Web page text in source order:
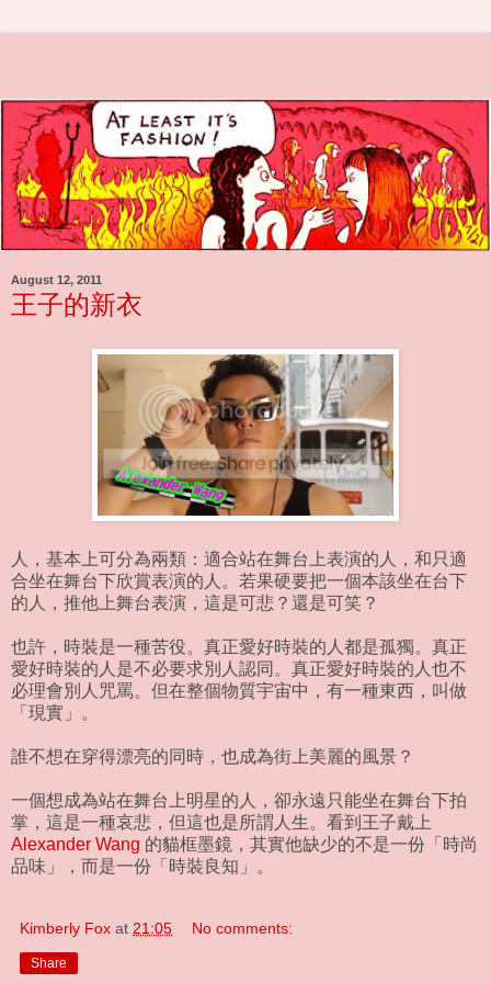
August 12, 2011
王子的新衣
人，基本上可分為兩類：適合站在舞台上表演的人，和只適
合坐在舞台下欣賞表演的人。若果硬要把一個本該坐在台下
的人，推他上舞台表演，這是可悲？還是可笑？
也許，時裝是一種苦役。真正愛好時裝的人都是孤獨。真正
愛好時裝的人是不必要求別人認同。真正愛好時裝的人也不
必理會別人咒罵。但在整個物質宇宙中，有一種東西，叫做
「現實」。
誰不想在穿得漂亮的同時，也成為街上美麗的風景？
一個想成為站在舞台上明星的人，卻永遠只能坐在舞台下拍
掌，這是一種哀悲，但這也是所謂人生。看到王子戴上
Alexander Wang 的貓框墨鏡，其實他缺少的不是一份「時尚
品味」，而是一份「時裝良知」。
Kimberly Fox at 21:05 No comments:
Share